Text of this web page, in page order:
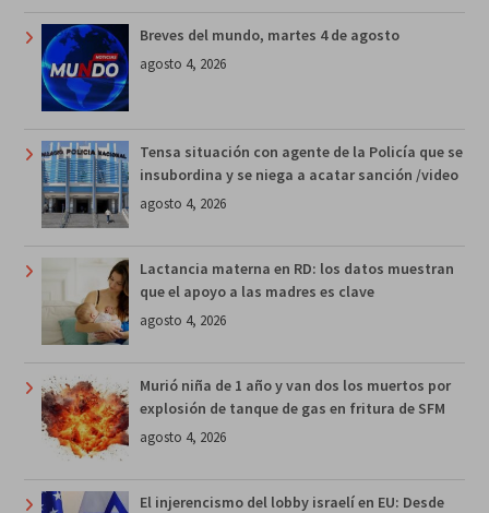
Breves del mundo, martes 4 de agosto
agosto 4, 2026
Tensa situación con agente de la Policía que se
insubordina y se niega a acatar sanción /video
agosto 4, 2026
Lactancia materna en RD: los datos muestran
que el apoyo a las madres es clave
agosto 4, 2026
Murió niña de 1 año y van dos los muertos por
explosión de tanque de gas en fritura de SFM
agosto 4, 2026
El injerencismo del lobby israelí en EU: Desde